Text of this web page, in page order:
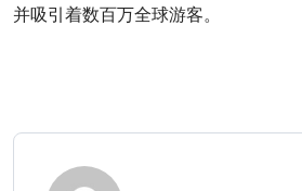
并吸引着数百万全球游客。